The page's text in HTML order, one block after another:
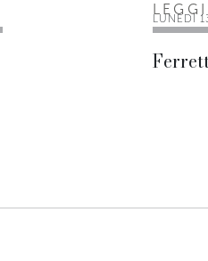
LUNEDÌ